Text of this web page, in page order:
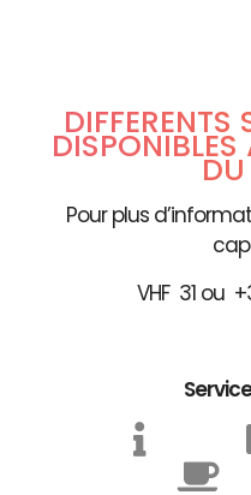
DIFFÉRENTS
Pour plus
VHF 31 ou